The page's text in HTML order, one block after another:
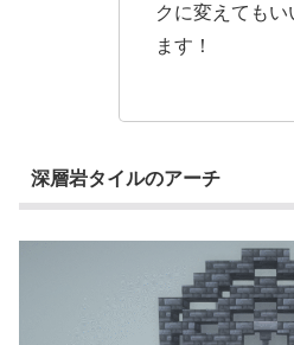
クに変えても
ます！
深層岩タイルのアーチ